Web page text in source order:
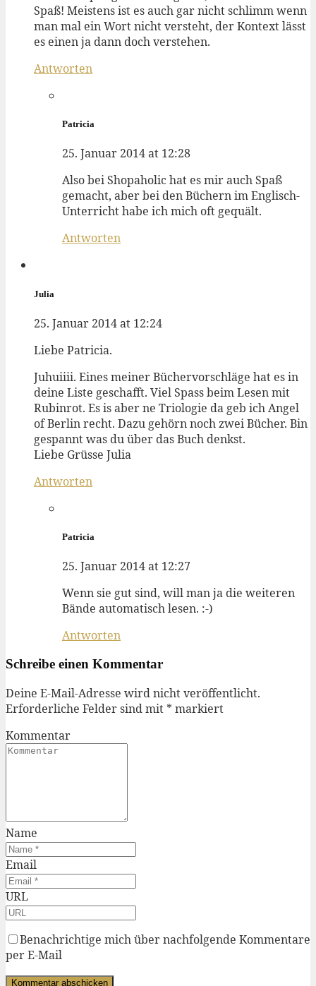
Spaß! Meistens ist es auch gar nicht schlimm wenn
man mal ein Wort nicht versteht, der Kontext lässt
es einen ja dann doch verstehen.
Antworten
Patricia
25. Januar 2014 at 12:28
Also bei Shopaholic hat es mir auch Spaß
gemacht, aber bei den Büchern im Englisch-
Unterricht habe ich mich oft gequält.
Antworten
Julia
25. Januar 2014 at 12:24
Liebe Patricia.
Juhuiiii. Eines meiner Büchervorschläge hat es in
deine Liste geschafft. Viel Spass beim Lesen mit
Rubinrot. Es is aber ne Triologie da geb ich Angel
of Berlin recht. Dazu gehörn noch zwei Bücher. Bin
gespannt was du über das Buch denkst.
Liebe Grüsse Julia
Antworten
Patricia
25. Januar 2014 at 12:27
Wenn sie gut sind, will man ja die weiteren
Bände automatisch lesen. :-)
Antworten
Schreibe einen Kommentar
Deine E-Mail-Adresse wird nicht veröffentlicht.
Erforderliche Felder sind mit * markiert
Kommentar
Name
Email
URL
Benachrichtige mich über nachfolgende Kommentare
per E-Mail